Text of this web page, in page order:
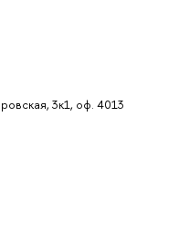
3к1, оф. 4013